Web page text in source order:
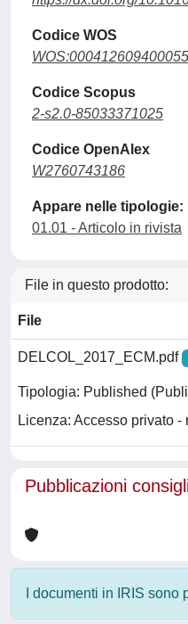
Codice WOS
WOS:000412609400055
Codice Scopus
2-s2.0-85033371025
Codice OpenAlex
W2760743186
Appare nelle tipologie:
01.01 - Articolo in rivista
File in questo prodotto:
File
DELCOL_2017_ECM.pdf
Tipologia: Published
Licenza: Accesso privato -
Pubblicazioni
I documenti in IRIS